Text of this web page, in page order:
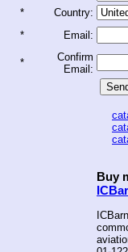
*
Country:
*
Email:
*
Confirm
Email:
Buy